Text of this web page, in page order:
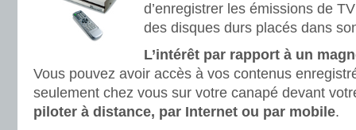
d’enregistrer les émissions de
des disques durs placés dans
L’intérêt par rapport à un
Vous pouvez avoir accès à vos contenus
seulement chez vous sur votre canapé devant
piloter à distance, par Internet ou par mobile.